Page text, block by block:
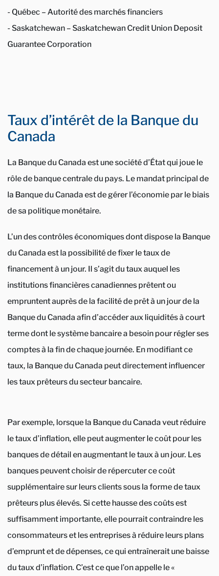
- Québec – Autorité des marchés financiers
- Saskatchewan – Saskatchewan Credit Union Deposit
Guarantee Corporation
Taux d’intérêt de la Banque du
Canada
La Banque du Canada est une société d’État qui joue le
rôle de banque centrale du pays. Le mandat principal de
la Banque du Canada est de gérer l’économie par le biais
de sa politique monétaire.
L’un des contrôles économiques dont dispose la Banque
du Canada est la possibilité de fixer le taux de
financement à un jour. Il s’agit du taux auquel les
institutions financières canadiennes prêtent ou
empruntent auprès de la facilité de prêt à un jour de la
Banque du Canada afin d’accéder aux liquidités à court
terme dont le système bancaire a besoin pour régler ses
comptes à la fin de chaque journée. En modifiant ce
taux, la Banque du Canada peut directement influencer
les taux prêteurs du secteur bancaire.
Par exemple, lorsque la Banque du Canada veut réduire
le taux d’inflation, elle peut augmenter le coût pour les
banques de détail en augmentant le taux à un jour. Les
banques peuvent choisir de répercuter ce coût
supplémentaire sur leurs clients sous la forme de taux
prêteurs plus élevés. Si cette hausse des coûts est
suffisamment importante, elle pourrait contraindre les
consommateurs et les entreprises à réduire leurs plans
d’emprunt et de dépenses, ce qui entraînerait une baisse
du taux d’inflation. C’est ce que l’on appelle le «